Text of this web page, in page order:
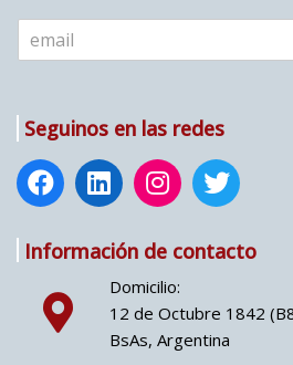
m
l
*Seguinos en las redes
Información de contacto
Domicilio:
12 de Octubre 1842
BsAs, Argentina